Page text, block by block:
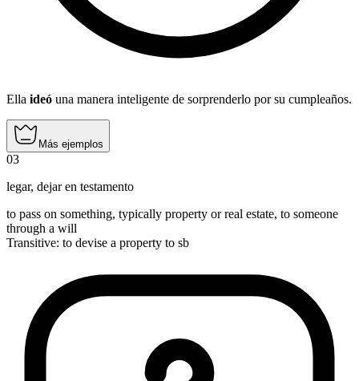
Ella ideó una manera inteligente de sorprenderlo por su cumpleaños.
Más ejemplos
03
legar, dejar en testamento
to pass on something, typically property or real estate, to someone
through a will
Transitive: to devise a property to sb